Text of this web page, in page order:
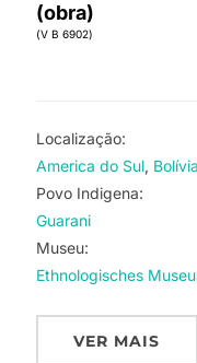
(obra)
(V B 6902)
Localização:
America do Sul Bolívia
Povo Indigena:
Guarani
Museu:
Ethnologisches
VER MAIS